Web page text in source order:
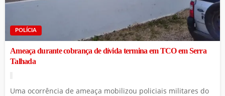
POLÍCIA
Ameaça durante cobrança de dívida termina em TCO em Serra
Talhada
Uma ocorrência de ameaça mobilizou policiais militares do